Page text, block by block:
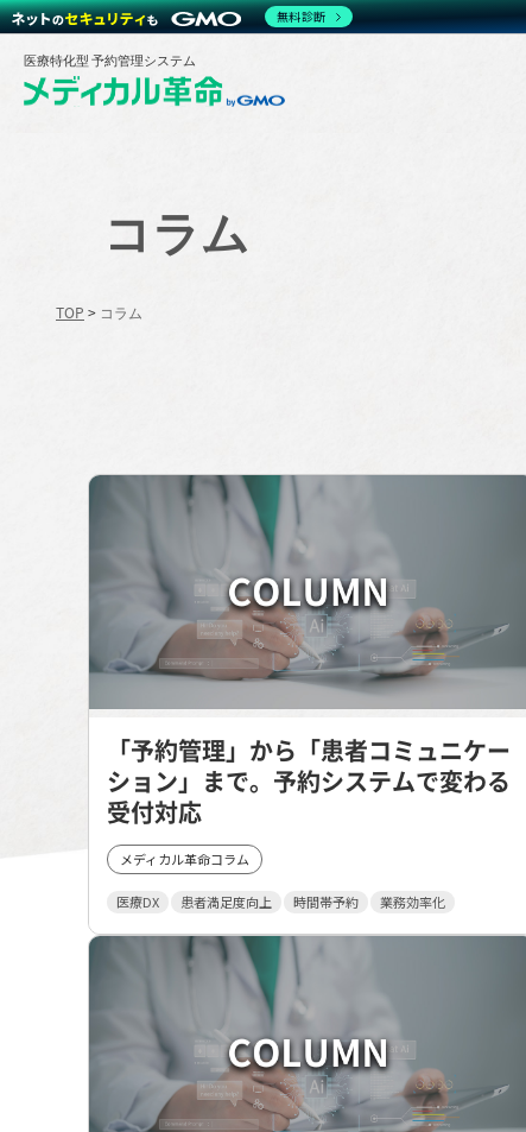
医療特化型 予約管理システム
コラム
TOP > コラム
「予約管理」から「患者コミュニケー
ション」まで。予約システムで変わる
受付対応
メディカル革命コラム
医療DX 患者満足度向上 時間帯予約 業務効率化
無料診断